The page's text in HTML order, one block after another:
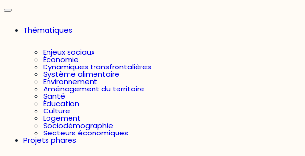
Thématiques
Enjeux sociaux
Économie
Dynamiques transfrontalières
Système alimentaire
Environnement
Aménagement du territoire
Santé
Éducation
Culture
Logement
Sociodémographie
Secteurs économiques
Projets phares